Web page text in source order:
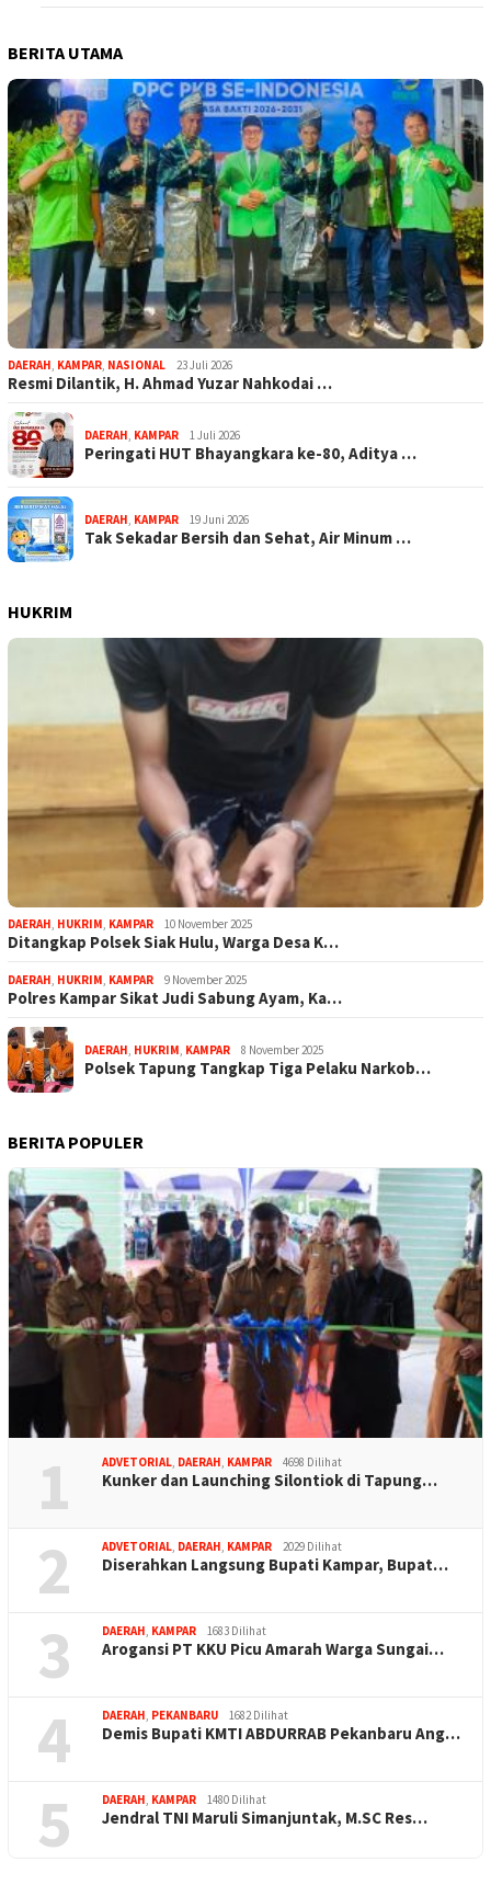
BERITA UTAMA
DAERAH, KAMPAR, NASIONAL 23 Juli 2026
Resmi Dilantik, H. Ahmad Yuzar Nahkodai …
DAERAH, KAMPAR 1 Juli 2026
Peringati HUT Bhayangkara ke-80, Aditya …
DAERAH, KAMPAR 19 Juni 2026
Tak Sekadar Bersih dan Sehat, Air Minum …
HUKRIM
DAERAH, HUKRIM, KAMPAR 10 November 2025
Ditangkap Polsek Siak Hulu, Warga Desa K…
DAERAH, HUKRIM, KAMPAR 9 November 2025
Polres Kampar Sikat Judi Sabung Ayam, Ka…
DAERAH, HUKRIM, KAMPAR 8 November 2025
Polsek Tapung Tangkap Tiga Pelaku Narkob…
BERITA POPULER
1 ADVETORIAL, DAERAH, KAMPAR 4698 Dilihat
Kunker dan Launching Silontiok di Tapung…
2 ADVETORIAL, DAERAH, KAMPAR 2029 Dilihat
Diserahkan Langsung Bupati Kampar, Bupat…
3 DAERAH, KAMPAR 1683 Dilihat
Arogansi PT KKU Picu Amarah Warga Sungai…
4 DAERAH, PEKANBARU 1682 Dilihat
Demis Bupati KMTI ABDURRAB Pekanbaru Ang…
5 DAERAH, KAMPAR 1480 Dilihat
Jendral TNI Maruli Simanjuntak, M.SC Res…